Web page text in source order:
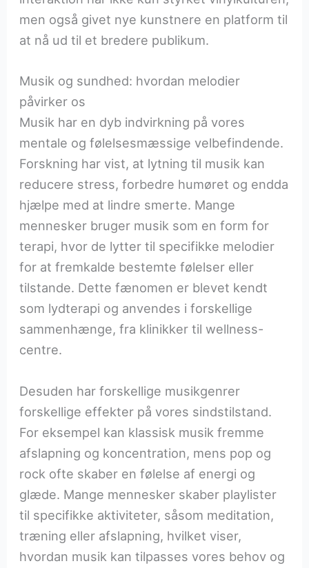
men også givet nye kunstnere en platform til
at nå ud til et bredere publikum.
Musik og sundhed: hvordan melodier
påvirker os
Musik har en dyb indvirkning på vores
mentale og følelsesmæssige velbefindende.
Forskning har vist, at lytning til musik kan
reducere stress, forbedre humøret og endda
hjælpe med at lindre smerte. Mange
mennesker bruger musik som en form for
terapi, hvor de lytter til specifikke melodier
for at fremkalde bestemte følelser eller
tilstande. Dette fænomen er blevet kendt
som lydterapi og anvendes i forskellige
sammenhænge, fra klinikker til wellness-
centre.
Desuden har forskellige musikgenrer
forskellige effekter på vores sindstilstand.
For eksempel kan klassisk musik fremme
afslapning og koncentration, mens pop og
rock ofte skaber en følelse af energi og
glæde. Mange mennesker skaber playlister
til specifikke aktiviteter, såsom meditation,
træning eller afslapning, hvilket viser,
hvordan musik kan tilpasses vores behov og